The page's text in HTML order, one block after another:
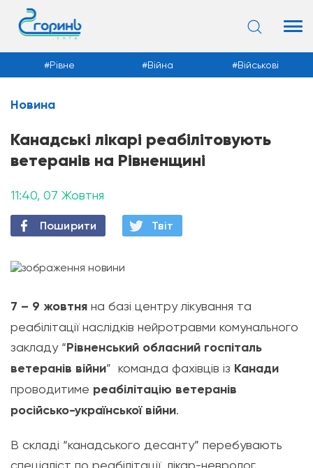
Новини
Рівне Війна Військові
Новина
Канадські лікарі реабілітовують
ветеранів на Рівненщині
11:40, 07 Жовтня
Поширити Твiт
7 – 9 жовтня на базі центру лікування та
реабілітації наслідків нейротравми комунального
закладу “Рівненський обласний госпіталь
ветеранів війни” команда фахівців із Канади
проводитиме реабілітацію ветеранів
російсько-української війни.
В складі “канадського десанту” перебувають
спеціаліст по реабілітації, лікар-невролог,